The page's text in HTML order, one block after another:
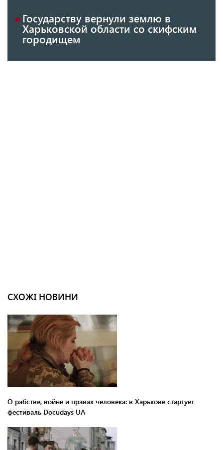
Государству вернули землю в
Харьковской области со скифским
городищем
СХОЖІ НОВИНИ
О рабстве, войне и правах человека: в Харькове стартует
фестиваль Docudays UA